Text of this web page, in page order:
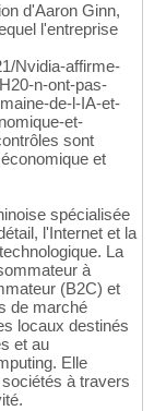
d'Aaron Ginn,
l'entreprise
Nvidia-affirme-
n-ont-pas-
de-l-IA-et-
et-
sont
et
spécialisée
l'Internet et la
La
à
(B2C) et
de marché
locaux destinés
et au
Elle
à travers